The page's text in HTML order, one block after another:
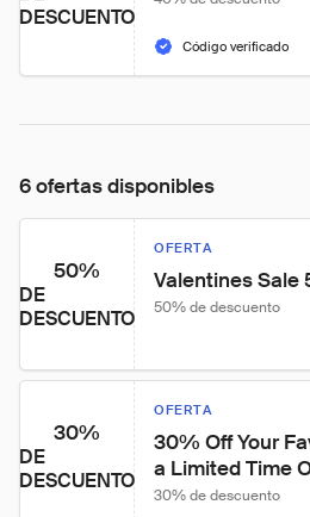
DESCUENTO
Código verificado
6 ofertas disponibles
50%
DE
DESCUENTO
OFERTA
Valentines Sale
50% de descuento
30%
DE
DESCUENTO
OFERTA
30% Off Your
a Limited Time
30% de descuento